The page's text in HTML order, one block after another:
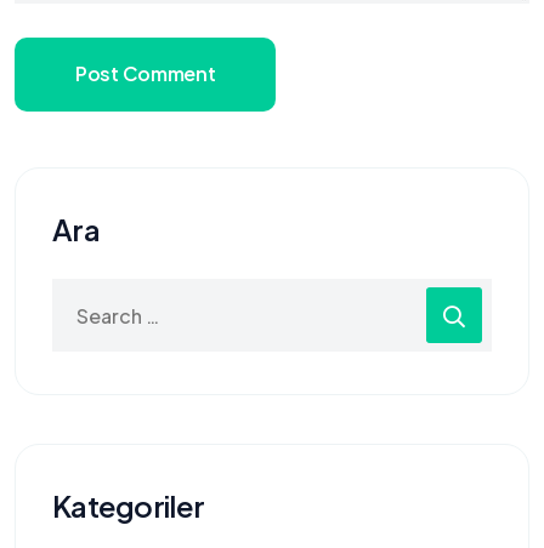
Post Comment
Ara
for:
Kategoriler